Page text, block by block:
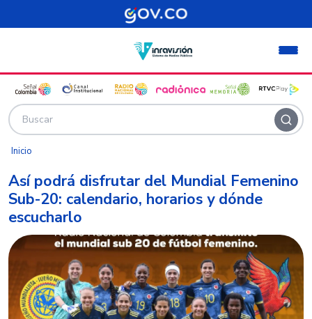
Pasar al contenido principal
Inicio
Así podrá disfrutar del Mundial Femenino
Sub-20: calendario, horarios y dónde
escucharlo